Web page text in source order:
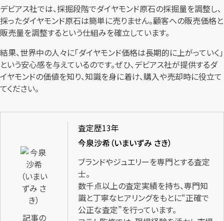
デビアス社では、採掘段階でダイヤモンド原石の採掘量を調整し、
採ったダイヤモンド原石は簡単に売りません。顧客への販売価格と
販売量を調整するという仕組みを確立しています。
結果、世界中の人々に「ダイヤモンド価格は長期的に上がっていく」
という安心感を与えているのです。ぜひ、デビアス社が提供するダ
イヤモンドの価値を知り、知識を身に着け、購入や売却時に役立て
てください。
記事の
査定歴13年
今泉沙希（いまいずみ さき）
ブランドやジュエリーを専門とする査定
士。
数千点以上の査定実績を持ち、専門知
識と丁寧なヒアリングをもとに“正確で
公正な査定”を行っています。